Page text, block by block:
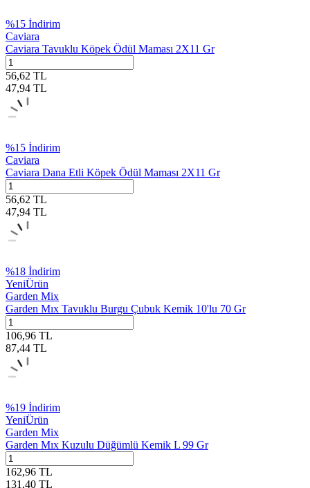
%15 İndirim
Caviara
Caviara Tavuklu Köpek Ödül Maması 2X11 Gr
56,62 TL
47,94 TL
%15 İndirim
Caviara
Caviara Dana Etli Köpek Ödül Maması 2X11 Gr
56,62 TL
47,94 TL
%18 İndirim
YeniÜrün
Garden Mix
Garden Mıx Tavuklu Burgu Çubuk Kemik 10'lu 70 Gr
106,96 TL
87,44 TL
%19 İndirim
YeniÜrün
Garden Mix
Garden Mıx Kuzulu Düğümlü Kemik L 99 Gr
162,96 TL
131,40 TL